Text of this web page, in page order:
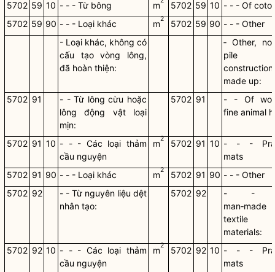
5702 59 10 - - - Từ bông m 5702 59 10 - - - Of
5702 59 90 - - - Loại khác m2 5702 59 90 - - - Other
- Loại khác, không có
cấu tạo vòng lông,
đã hoàn thiện:
‑ Other,
pile
construction,
made up:
5702 91
- - Từ lông cừu hoặc
lông động vật loại
mịn:
5702 91
- - Of
fine animal
5702 91 10 - - - Các loại thảm
cầu nguyện
m2 5702 91 10 - - -
mats
5702 91 90 - - - Loại khác m2 5702 91 90 - - - Other
5702 92
- - Từ nguyên liệu dệt
nhân tạo:
5702 92
- -
man‑made
textile
materials:
5702 92 10 - - - Các loại thảm
cầu nguyện
m2 5702 92 10 - - -
mats